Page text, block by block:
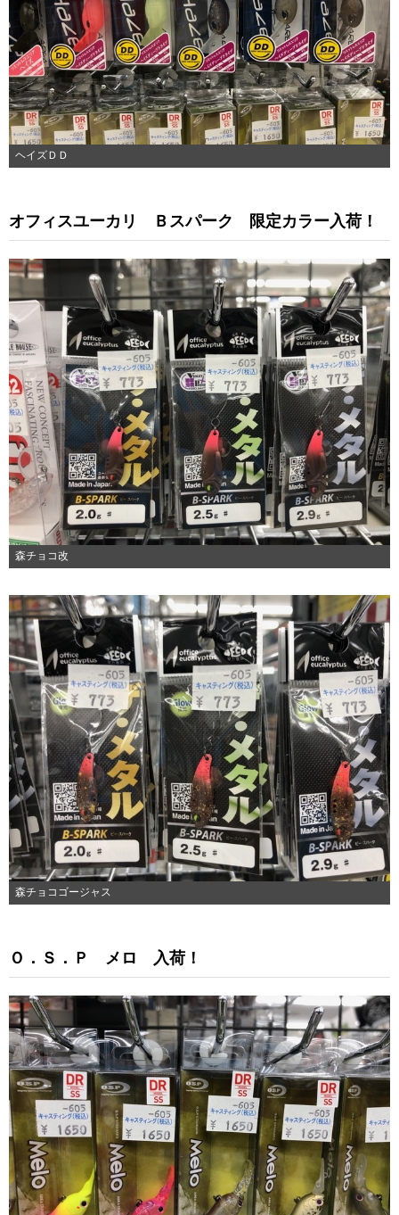
ヘイズＤＤ
オフィスユーカリ Ｂスパーク 限定カラー入荷！
森チョコ改
森チョコゴージャス
Ｏ．Ｓ．Ｐ メロ 入荷！